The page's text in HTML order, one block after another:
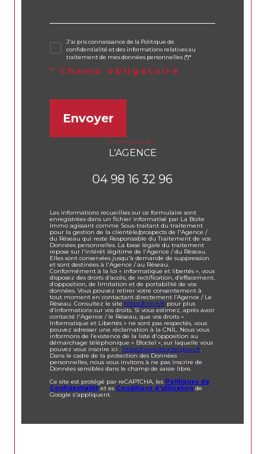
J'ai pris connaissance de la Politique de
confidentialité et des informations relatives au
traitement de mes données personnelles (*)*
* Champ obligatoire
Envoyer
contacter
L'AGENCE
04 98 16 32 96
Les informations recueillies sur ce formulaire sont
enregistrées dans un fichier informatisé par La Boite
Immo agissant comme Sous-traitant du traitement
pour la gestion de la clientèle/prospects de l'Agence /
du Réseau qui reste Responsable du Traitement de vos
Données personnelles. La base légale du traitement
repose sur l'intérêt légitime de l'Agence / du Réseau.
Elles sont conservées jusqu'à demande de suppression
et sont destinées à l'Agence / au Réseau.
Conformément à la loi « informatique et libertés », vous
disposez des droits d’accès, de rectification, d’effacement,
d’opposition, de limitation et de portabilité de vos
données. Vous pouvez retirer votre consentement à
tout moment en contactant directement l’Agence / Le
Réseau. Consultez le site https://cnil.fr/fr pour plus
d’informations sur vos droits. Si vous estimez, après avoir
contacté l'Agence / le Réseau, que vos droits «
Informatique et Libertés » ne sont pas respectés, vous
pouvez adresser une réclamation à la CNIL. Nous vous
informons de l’existence de la liste d'opposition au
démarchage téléphonique « Bloctel », sur laquelle vous
pouvez vous inscrire ici : https://www.bloctel.gouv.fr.
Dans le cadre de la protection des Données
personnelles, nous vous invitons à ne pas inscrire de
Données sensibles dans le champ de saisie libre.
Ce site est protégé par reCAPTCHA, les Politiques de
Confidentialité et es Conditions d'utilisation de
Google s'appliquent.